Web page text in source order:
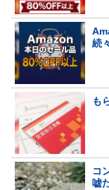
続
も
コ
嘘